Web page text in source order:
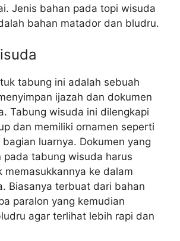
Jenis bahan pada topi wisuda
bahan matador dan bludru.
tabung ini adalah sebuah
ijazah dan dokumen
Tabung wisuda ini dilengkapi
dan memiliki ornamen seperti
luarnya. Dokumen yang
pada tabung wisuda harus
memasukkannya ke dalam
Biasanya terbuat dari bahan
paralon yang kemudian
agar terlihat lebih rapi dan